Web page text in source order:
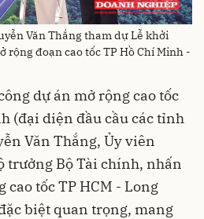
Văn Thắng tham dự Lễ khởi
rộng đoạn cao tốc TP Hồ Chí Minh -
dự án mở rộng cao tốc
(đại diện đầu cầu các tỉnh
Văn Thắng, Ủy viên
trưởng Bộ Tài chính, nhấn
tốc TP HCM - Long
biệt quan trọng, mang